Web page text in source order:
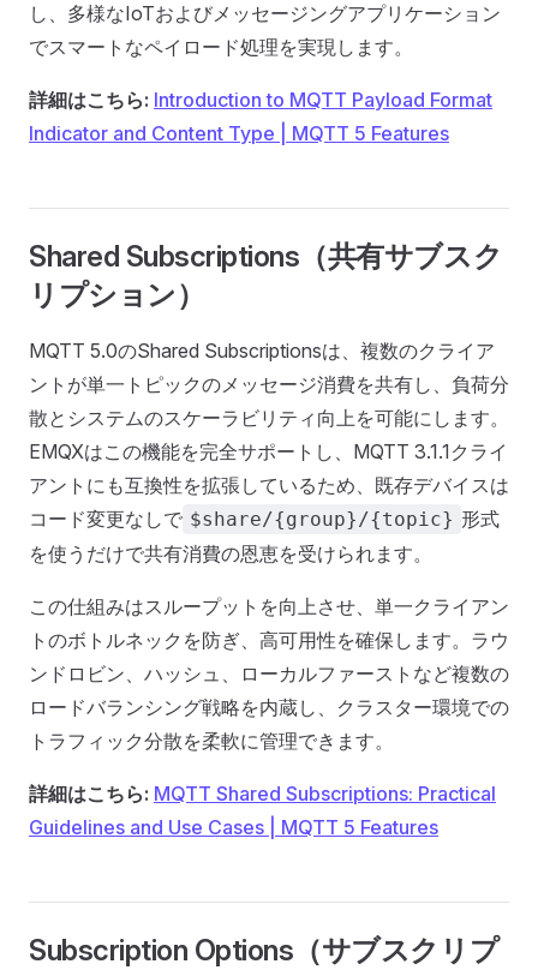
し、多様なIoTおよびメッセージングアプリケーション
でスマートなペイロード処理を実現します。
詳細はこちら: Introduction to MQTT Payload Format
Indicator and Content Type | MQTT 5 Features
Shared Subscriptions（共有サブスク
リプション）
MQTT 5.0のShared Subscriptionsは、複数のクライア
ントが単一トピックのメッセージ消費を共有し、負荷分
散とシステムのスケーラビリティ向上を可能にします。
EMQXはこの機能を完全サポートし、MQTT 3.1.1クライ
アントにも互換性を拡張しているため、既存デバイスは
コード変更なしで $share/{group}/{topic} 形式
を使うだけで共有消費の恩恵を受けられます。
この仕組みはスループットを向上させ、単一クライアン
トのボトルネックを防ぎ、高可用性を確保します。ラウ
ンドロビン、ハッシュ、ローカルファーストなど複数の
ロードバランシング戦略を内蔵し、クラスター環境での
トラフィック分散を柔軟に管理できます。
詳細はこちら: MQTT Shared Subscriptions: Practical
Guidelines and Use Cases | MQTT 5 Features
Subscription Options（サブスクリプ